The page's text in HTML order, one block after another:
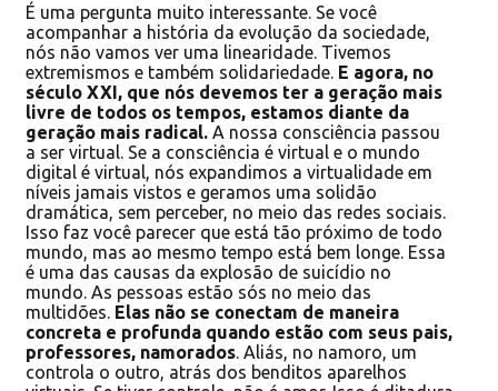
É uma pergunta muito interessante. Se você
acompanhar a história da evolução da sociedade,
nós não vamos ver uma linearidade. Tivemos
extremismos e também solidariedade. E agora, no
século XXI, que nós devemos ter a geração mais
livre de todos os tempos, estamos diante da
geração mais radical. A nossa consciência passou
a ser virtual. Se a consciência é virtual e o mundo
digital é virtual, nós expandimos a virtualidade em
níveis jamais vistos e geramos uma solidão
dramática, sem perceber, no meio das redes sociais.
Isso faz você parecer que está tão próximo de todo
mundo, mas ao mesmo tempo está bem longe. Essa
é uma das causas da explosão de suicídio no
mundo. As pessoas estão sós no meio das
multidões. Elas não se conectam de maneira
concreta e profunda quando estão com seus pais,
professores, namorados . Aliás, no namoro, um
controla o outro, atrás dos benditos aparelhos